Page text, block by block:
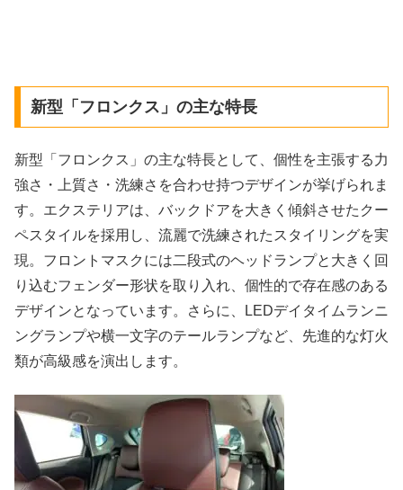
新型「フロンクス」の主な特長
新型「フロンクス」の主な特長として、個性を主張する力
強さ・上質さ・洗練さを合わせ持つデザインが挙げられま
す。エクステリアは、バックドアを大きく傾斜させたクー
ペスタイルを採用し、流麗で洗練されたスタイリングを実
現。フロントマスクには二段式のヘッドランプと大きく回
り込むフェンダー形状を取り入れ、個性的で存在感のある
デザインとなっています。さらに、LEDデイタイムランニ
ングランプや横一文字のテールランプなど、先進的な灯火
類が高級感を演出します。